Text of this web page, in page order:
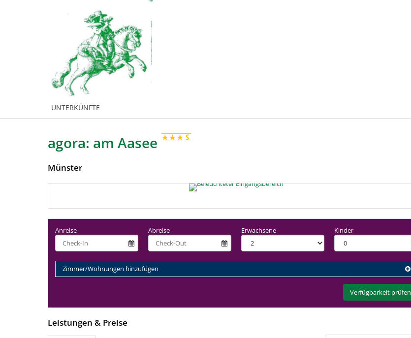
UNTERKÜNFTE
agora: am Aasee
Münster
Anreise Abreise Erwachsene Kinder
Zimmer/Wohnungen hinzufügen
Verfügbarkeit prüfen
Leistungen & Preise